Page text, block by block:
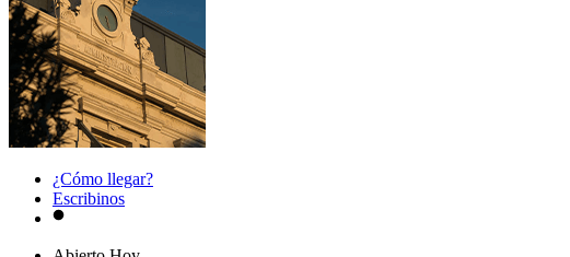
¿Cómo llegar?
Escribinos